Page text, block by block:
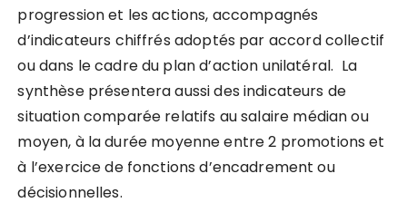
progression et les actions, accompagnés
d’indicateurs chiffrés adoptés par accord collectif
ou dans le cadre du plan d’action unilatéral. La
synthèse présentera aussi des indicateurs de
situation comparée relatifs au salaire médian ou
moyen, àla durée moyenne entre 2 promotions et
à l’exercice de fonctions d’encadrement ou
décisionnelles.